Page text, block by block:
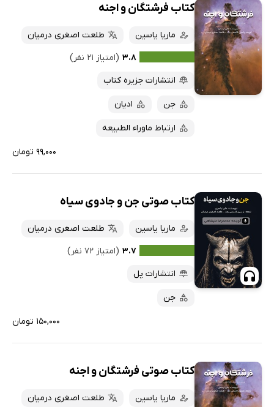
کتاب فرشتگان و اجنه
ماریا یاسین
طلعت اصغری درمیان
۳.۸ (امتیاز ۲۱ نفر)
انتشارات جزیره کتاب
جن ادیان
ارتباط ماوراء الطبیعه
۹۹,۰۰۰ تومان
کتاب صوتی جن و جادوی سیاه
ماریا یاسین
طلعت اصغری درمیان
۳.۷ (امتیاز ۷۲ نفر)
انتشارات پل
جن
۱۵۰,۰۰۰ تومان
کتاب صوتی فرشتگان و اجنه
ماریا یاسین
طلعت اصغری درمیان